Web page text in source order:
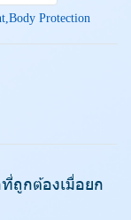
,Body Protection
ถูกต้องเมื่อยก